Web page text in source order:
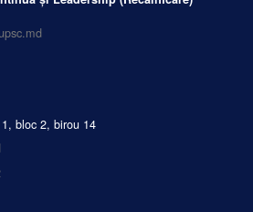
bloc 2, birou 14